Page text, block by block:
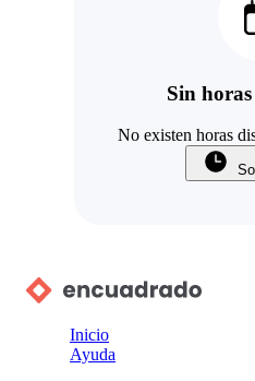
Sin
No existen horas
Inicio
Ayuda